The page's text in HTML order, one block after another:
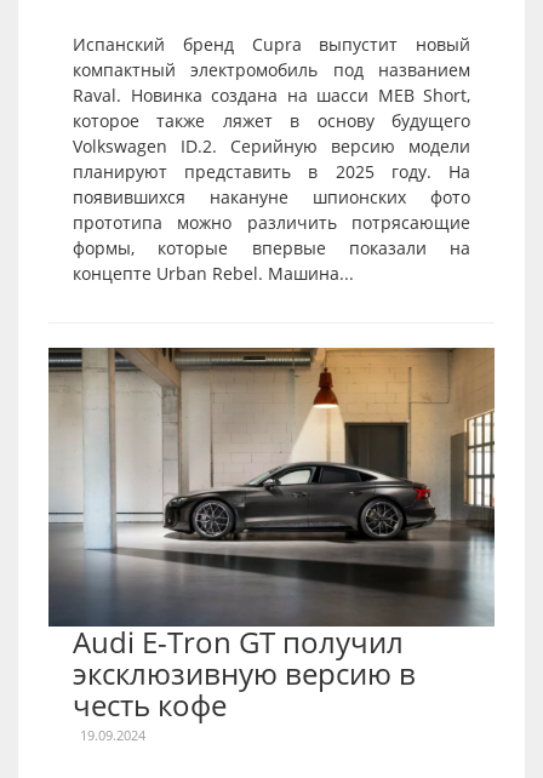
Испанский бренд Cupra выпустит новый
компактный электромобиль под названием
Raval. Новинка создана на шасси MEB Short,
которое также ляжет в основу будущего
Volkswagen ID.2. Серийную версию модели
планируют представить в 2025 году. На
появившихся накануне шпионских фото
прототипа можно различить потрясающие
формы, которые впервые показали на
концепте Urban Rebel. Машина...
Audi E-Tron GT получил
эксклюзивную версию в
честь кофе
19.09.2024